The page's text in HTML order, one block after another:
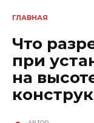
ГЛАВНАЯ
Что
при
на